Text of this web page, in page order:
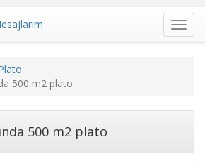
500 m2 plato
500 m2 plato